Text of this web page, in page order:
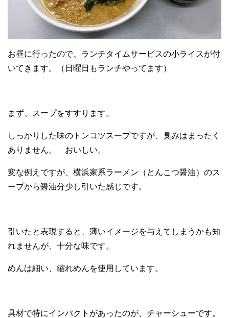
お昼に行ったので、ランチタイムサービスの小ライスが付
いてきます。（日曜日もランチやってます）
まず、スープをすすります。
しっかりした味のトンコツスープですが、臭みはまったく
ありません。 おいしい。
変な例えですが、横浜家系ラーメン（とんこつ醤油）のス
ープから醤油分少し引いた感じです。
引いたと表現すると、薄いイメージを与えてしまうかも知
れませんが、十分な味です。
めんは細い、縮れめんを使用しています。
具材で特にインパクトがあったのが、チャーシューです。